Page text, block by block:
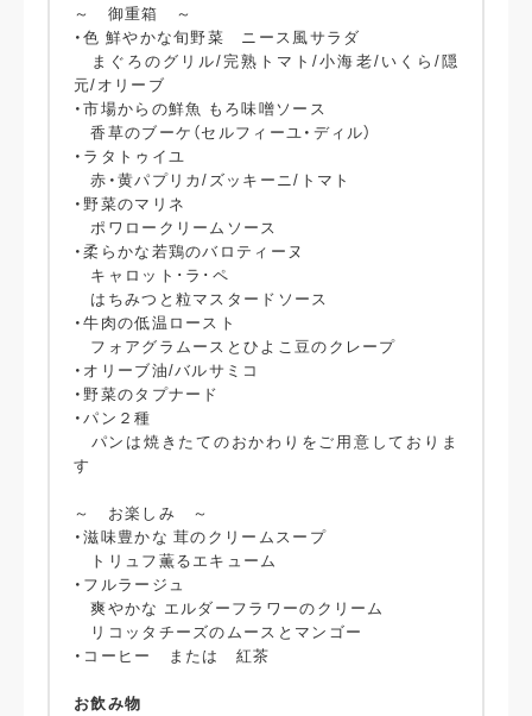
～ 御重箱 ～
・色 鮮やかな旬野菜 ニース風サラダ
まぐろのグリル/完熟トマト/小海老/いくら/隠
元/オリーブ
・市場からの鮮魚 もろ味噌ソース
香草のブーケ（セルフィーユ・ディル）
・ラタトゥイユ
赤・黄パプリカ/ズッキーニ/トマト
・野菜のマリネ
ポワロークリームソース
・柔らかな若鶏のバロティーヌ
キャロット･ラ･ペ
はちみつと粒マスタードソース
・牛肉の低温ロースト
フォアグラムースとひよこ豆のクレープ
・オリーブ油/バルサミコ
・野菜のタプナード
・パン２種
パンは焼きたてのおかわりをご用意しておりま
す
～ お楽しみ ～
・滋味豊かな 茸のクリームスープ
トリュフ薫るエキューム
・フルラージュ
爽やかな エルダーフラワーのクリーム
リコッタチーズのムースとマンゴー
・コーヒー または 紅茶
お飲み物